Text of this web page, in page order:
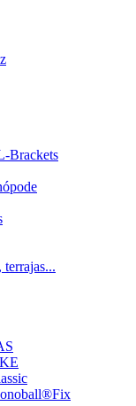
Brackets
terrajas...